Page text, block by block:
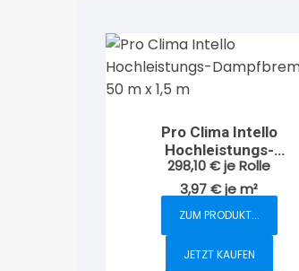
Pro Clima Intello
Hochleistungs-
Dampfbremse 50 m x 1,5
m
298,10€je Rolle
3,97€jem²
ZUM PRODUKT...
JETZT KAUFEN